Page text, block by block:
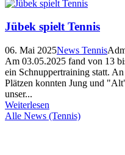
Jübek spielt Tennis
06. Mai 2025News Tennis
Am 03.05.2025 fand von 13
ein Schnuppertraining statt.
Plätzen konnten Jung und
unser...
Weiterlesen
Alle News (Tennis)